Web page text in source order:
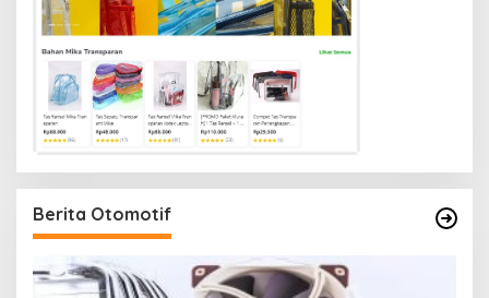
Berita Otomotif